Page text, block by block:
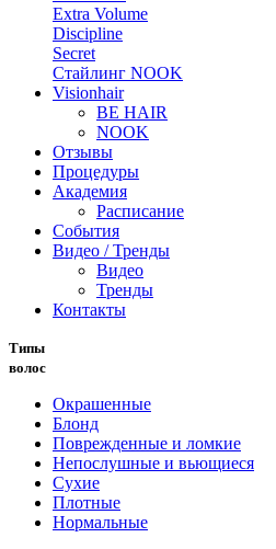
Extra Volume
Discipline
Secret
Стайлинг NOOK
Visionhair
BE HAIR
NOOK
Отзывы
Процедуры
Академия
Расписание
События
Видео / Тренды
Видео
Тренды
Контакты
Типы
волос
Окрашенные
Блонд
Поврежденные и ломкие
Непослушные и вьющиеся
Сухие
Плотные
Нормальные